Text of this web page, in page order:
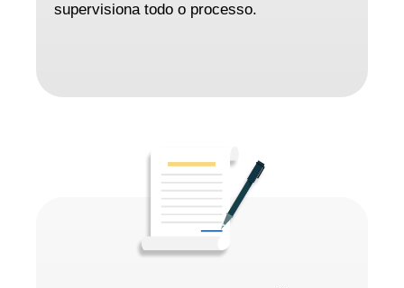
supervisiona todo o processo.